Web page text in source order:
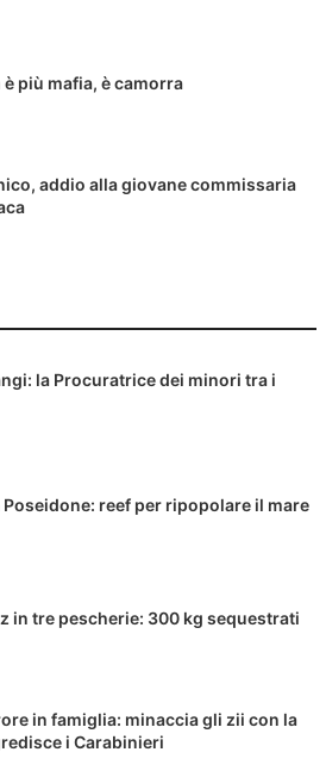
più mafia, è camorra
addio alla giovane commissaria
la Procuratrice dei minori tra i
Poseidone: reef per ripopolare il mare
in tre pescherie: 300 kg sequestrati
in famiglia: minaccia gli zii con la
i Carabinieri